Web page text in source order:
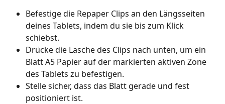
Befestige die Repaper Clips an den Längsseiten
deines Tablets, indem du sie bis zum Klick
schiebst.
Drücke die Lasche des Clips nach unten, um ein
Blatt A5 Papier auf der markierten aktiven Zone
des Tablets zu befestigen.
Stelle sicher, dass das Blatt gerade und fest
positioniert ist.